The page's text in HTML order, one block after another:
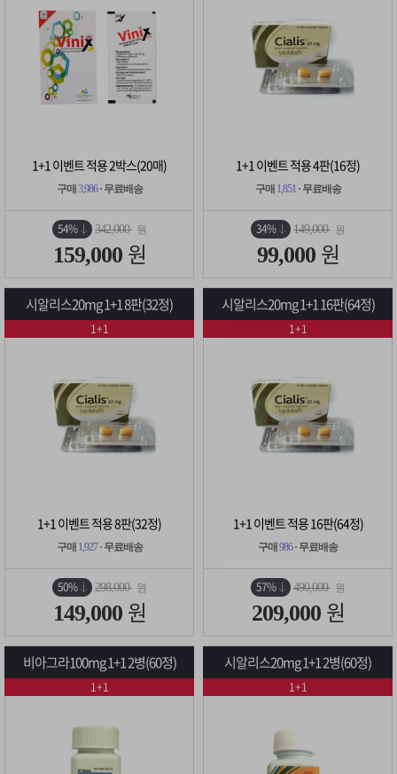
1+1 이벤트 적용 2박스(20매)
구매 3,986· 무료배송
54% 342,000 원
159,000 원
1+1 이벤트 적용 4판(16정)
구매 1,851· 무료배송
34% 149,000 원
99,000 원
시알리스20mg 1+1 8판(32정)
1+1 이벤트 적용 8판(32정)
구매 1,927· 무료배송
50% 298,000 원
149,000 원
1+1
시알리스20mg 1+1 16판(64정)
1+1 이벤트 적용 16판(64정)
구매 986· 무료배송
57% 490,000 원
209,000 원
1+1
비아그라100mg 1+1 2병(60정)
1+1
시알리스20mg 1+1 2병(60정)
1+1